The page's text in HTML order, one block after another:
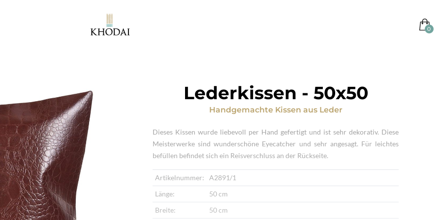
Lederkissen - 50x50
Handgemachte Kissen aus Leder
Dieses Kissen wurde liebevoll per Hand gefertigt und ist sehr dekorativ. Diese
Meisterwerke sind wunderschöne Eyecatcher und sehr angesagt. Für leichtes
befüllen befindet sich ein Reisverschluss an der Rückseite.
Artikelnummer:
A2891/1
Länge:
50 cm
Breite:
50 cm